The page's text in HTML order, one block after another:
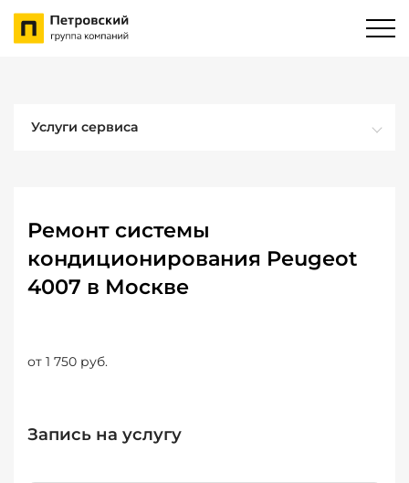
Услуги сервиса
Ремонт системы
кондиционирования Peugeot
4007 в Москве
от 1 750 руб.
Запись на услугу